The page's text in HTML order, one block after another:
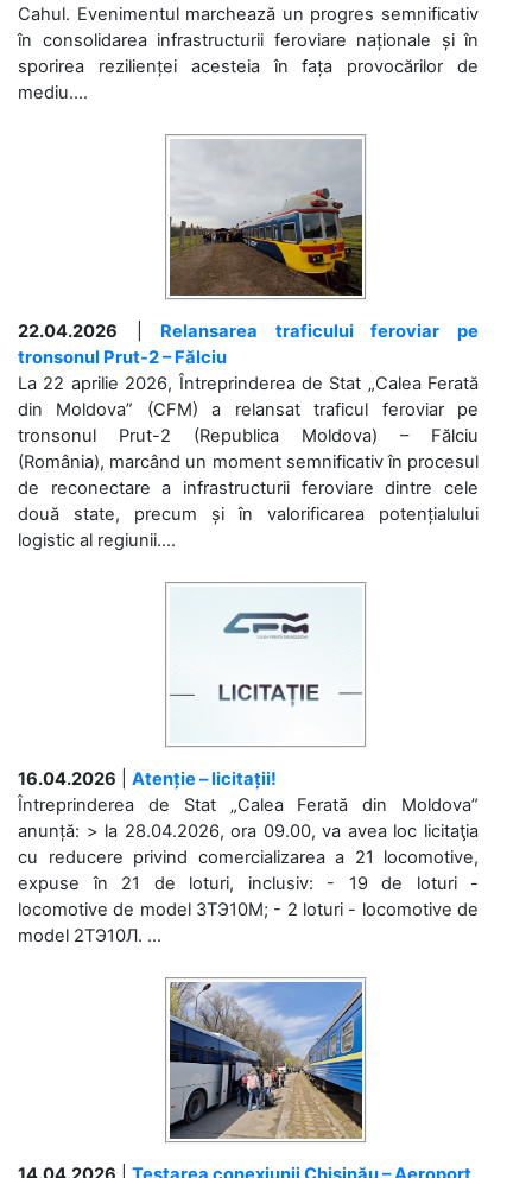
Cahul. Evenimentul marchează un progres semnificativ
în consolidarea infrastructurii feroviare naționale și în
sporirea rezilienței acesteia în fața provocărilor de
mediu....
22.04.2026
Relansarea traficului feroviar pe
tronsonul Prut-2 – Fălciu
La 22 aprilie 2026, Întreprinderea de Stat „Calea Ferată
din Moldova” (CFM) a relansat traficul feroviar pe
tronsonul Prut-2 (Republica Moldova) – Fălciu
(România), marcând un moment semnificativ în procesul
de reconectare a infrastructurii feroviare dintre cele
două state, precum și în valorificarea potențialului
logistic al regiunii....
16.04.2026
Atenție – licitații!
Întreprinderea de Stat „Calea Ferată din Moldova”
anunță: > la 28.04.2026, ora 09.00, va avea loc licitaţia
cu reducere privind comercializarea a 21 locomotive,
expuse în 21 de loturi, inclusiv: - 19 de loturi -
locomotive de model 3ТЭ10М; - 2 loturi - locomotive de
model 2ТЭ10Л. ...